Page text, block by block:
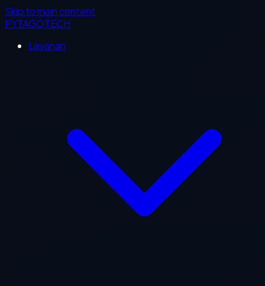
Skip to main content
PYTAGOTECH
Layanan